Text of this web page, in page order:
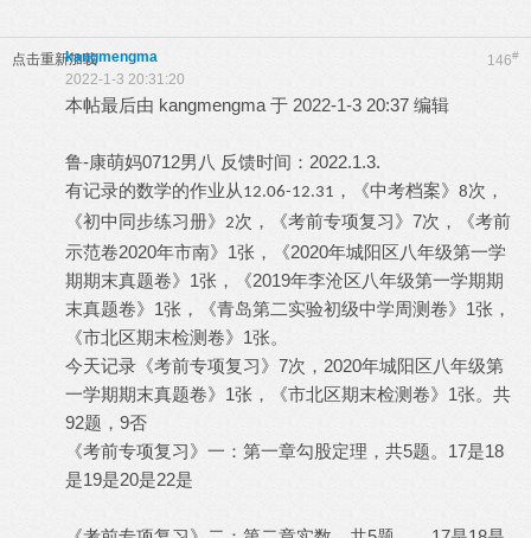
点击重新加载 146#
kangmengma
2022-1-3 20:31:20
本帖最后由 kangmengma 于 2022-1-3 20:37 编辑
鲁-康萌妈0712男八 反馈时间：2022.1.3.
有记录的数学的作业从 12.06-12.31 ，《中考档案》 8次，
《初中同步练习册》 2次，
《考前专项复习》7次，《考前
示范卷2020年市南》1张，《2020年城阳区八年级第一学
期期末真题卷》1张，《2019年李沧区八年级第一学期期
末真题卷》1张，《青岛第二实验初级中学周测卷》1张，
《市北区期末检测卷》1张。
今天记录《考前专项复习》7次，2020年城阳区八年级第
一学期期末真题卷》1张，《市北区期末检测卷》1张。共
92题，9否
《考前专项复习》 一：第一章勾股定理，共5题。17是18
是19是20是22是